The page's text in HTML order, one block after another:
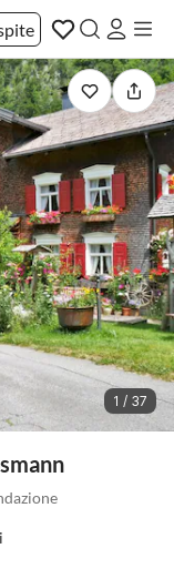
1 / 37